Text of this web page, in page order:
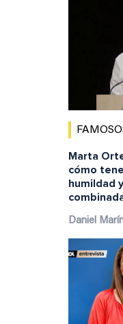
Marta
cómo
humildad
Daniel